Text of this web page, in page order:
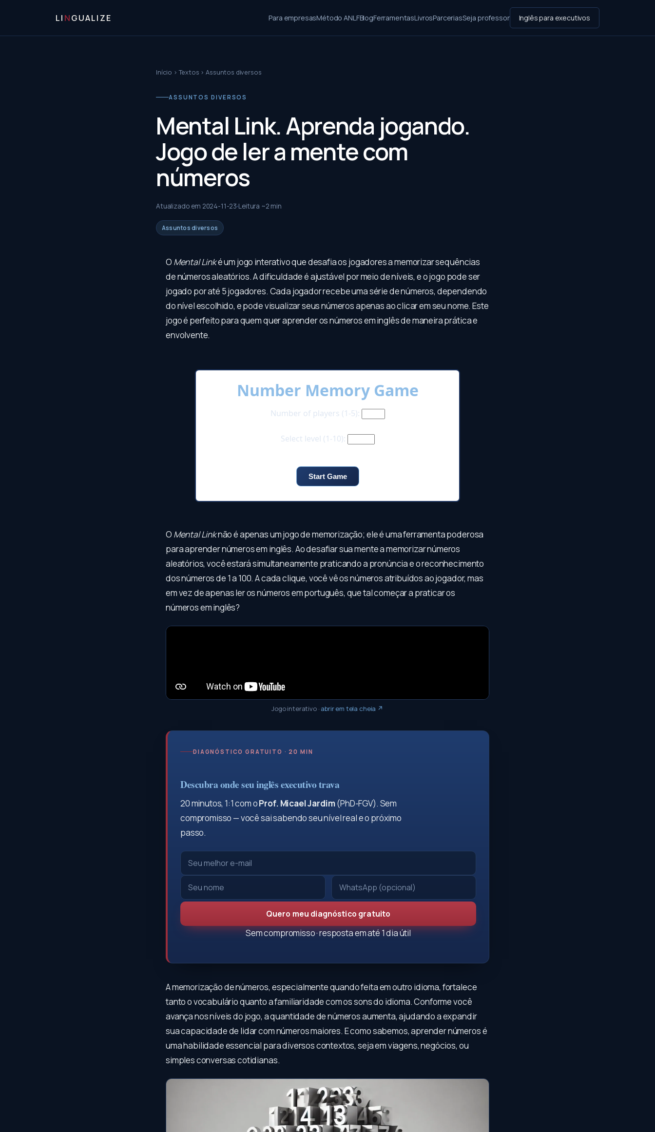
LI NGUALIZE Para empresasMétodo ANLFBlogFerramentasLivrosParceriasSeja professor Inglês para executivos
Início ›Textos ›Assuntos diversos
ASSUNTOS DIVERSOS
Mental Link. Aprenda jogando.
Jogo de ler a mente com
números
Atualizado em 2024-11-23 Leitura ~2 min
Assuntos diversos
O Mental Linké um jogo interativo que desafia os jogadores a memorizar sequências
de números aleatórios. A dificuldade é ajustável por meio de níveis, e o jogo pode ser
jogado por até 5 jogadores. Cada jogador recebe uma série de números, dependendo
do nível escolhido, e pode visualizar seus números apenas ao clicar em seu nome. Este
jogo é perfeito para quem quer aprender os números em inglês de maneira prática e
envolvente.
O Mental Linknão é apenas um jogo de memorização; ele é uma ferramenta poderosa
para aprender números em inglês. Ao desafiar sua mente a memorizar números
aleatórios, você estará simultaneamente praticando a pronúncia e o reconhecimento
dos números de 1 a 100. A cada clique, você vê os números atribuídos ao jogador, mas
em vez de apenas ler os números em português, que tal começar a praticar os
números em inglês?
Jogo interativo· abrir em tela cheia ↗
DIAGNÓSTICO GRATUITO · 20 MIN
Descubra onde seu inglês executivo trava
20 minutos, 1:1 com oProf. Micael Jardim(PhD-FGV). Sem
compromisso — você sai sabendo seu nível real e o próximo
passo.
Quero meu diagnóstico gratuito
Sem compromisso · resposta em até 1 dia útil
A memorização de números, especialmente quando feita em outro idioma, fortalece
tanto o vocabulário quanto a familiaridade com os sons do idioma. Conforme você
avança nos níveis do jogo, a quantidade de números aumenta, ajudando a expandir
sua capacidade de lidar com números maiores. E como sabemos, aprender números é
uma habilidade essencial para diversos contextos, seja em viagens, negócios, ou
simples conversas cotidianas.